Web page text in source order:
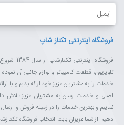
ایمیل
فروشگاه اینترنتی تکتاز شاپ
فروشگاه
تلویزیون، قطعات کامپیوتر و لوازم جانبی آن
خدمات را به مشتریان عزیز خود ارائه بدیم و با
اصلی و خدمات رسان به مشتریان عزیز تلاش
نماییم و بهترین خدمات را در زمینه فروش و
دهیم. از شما عزیزان بابت انتخاب فروشگاه